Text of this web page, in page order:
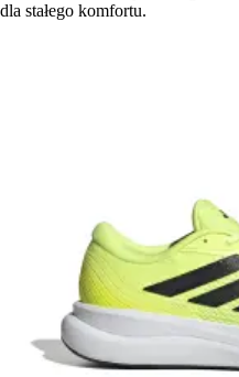
dla stałego komfortu.